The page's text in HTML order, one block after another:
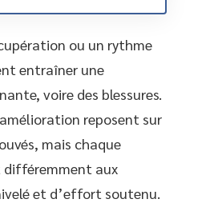
ou un rythme
entraîner une
voire des blessures.
reposent sur
mais chaque
différemment aux
et d’effort soutenu.